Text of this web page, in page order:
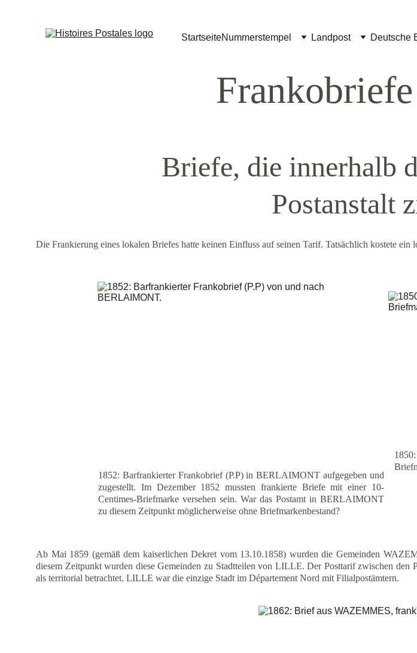
StartseiteNummerstempel Landpost Deutsche
Briefe, die innerhalb
Postanstalt
Die Frankierung eines lokalen Briefes hatte keinen Einfluss auf seinen Tarif. Tatsächlich kostete
1852: Barfrankierter Frankobrief (P.P) in BERLAIMONT aufgegeben und
zugestellt. Im Dezember 1852 mussten frankierte Briefe mit einer 10-
Centimes-Briefmarke versehen sein. War das Postamt in BERLAIMONT
zu diesem Zeitpunkt möglicherweise ohne Briefmarkenbestand?
Ab Mai 1859 (gemäß dem kaiserlichen Dekret vom 13.10.1858) wurden die Gemeinden
diesem Zeitpunkt wurden diese Gemeinden zu Stadtteilen von LILLE. Der Posttarif zwischen
als territorial betrachtet. LILLE war die einzige Stadt im Département Nord mit Filialpostämtern.